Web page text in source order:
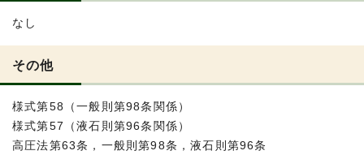
なし
その他
様式第58（一般則第98条関係）
様式第57（液石則第96条関係）
高圧法第63条，一般則第98条，液石則第96条